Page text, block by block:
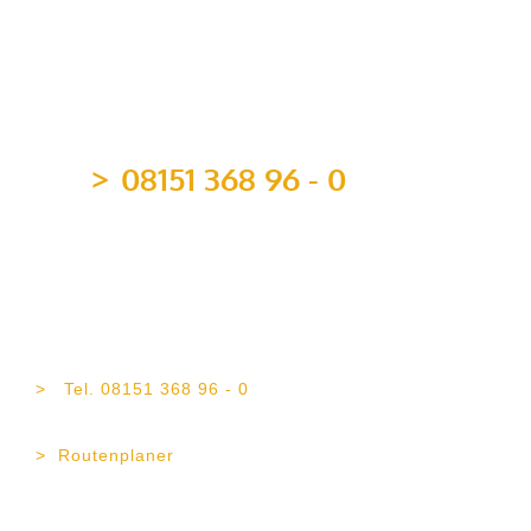
08151 368 96 - 0
Tel. 08151 368 96 - 0
Routenplaner